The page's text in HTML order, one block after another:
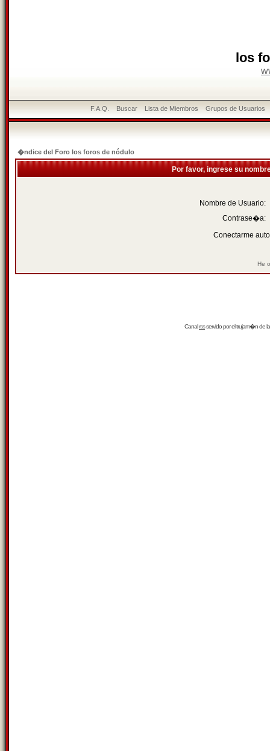
los
F.A.Q. Buscar Lista de Miembros Grupos de Usuarios
�ndice del Foro los foros de nódulo
Por favor, ingrese su
Nombre de Usuario:
Contrase�a:
Conectarme
He
Canalrssservido por eltrujam�nde